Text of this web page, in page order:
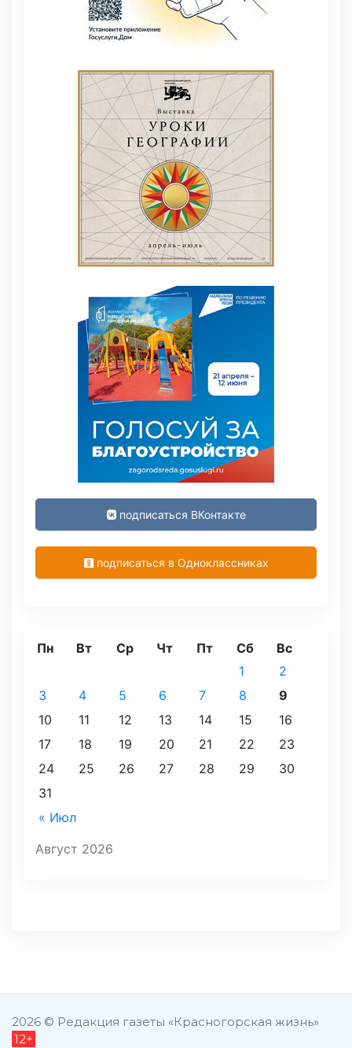
подписаться ВКонтакте
подписаться в Одноклассниках
Август 2026
Пн Вт Ср Чт Пт Сб Вс
« Июл
1
2
3
4 5 6 7 8
9
10
11 12 13 14 15
16
17
18 19 20 21 22
23
24
25 26 27 28 29
30
31
2026 © Редакция газеты «Красногорская жизнь»
12+